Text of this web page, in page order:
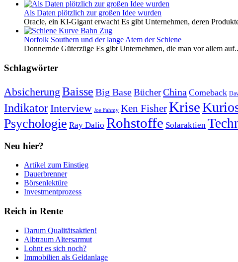
Als Daten plötzlich zur großen Idee wurden
Oracle, ein KI-Gigant erwacht Es gibt Unternehmen, deren
Norfolk Southern und der lange Atem der Schiene
Donnernde Güterzüge Es gibt Unternehmen, die man vor allem
Schlagwörter
Absicherung Baisse Big BaseBücherChina Comeback
IndikatorInterview Joe Fahmy Ken FisherKrise
Psychologie Ray Dalio Rohstoffe Solaraktien
Neu hier?
Artikel zum Einstieg
Dauerbrenner
Börsenlektüre
Investmentprozess
Reich in Rente
Darum Qualitätsaktien!
Albtraum Altersarmut
Lohnt es sich noch?
Immobilien als Geldanlage